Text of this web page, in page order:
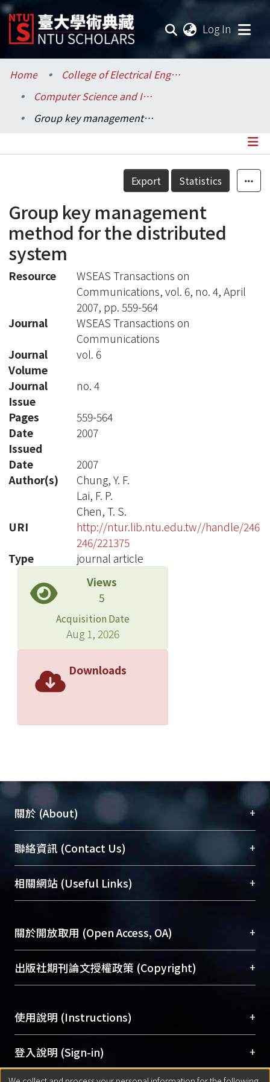
Log In
Communities & Collections
Research Outputs
Statistics
Home
College of Electrical Engineering and Computer Science / 電機資訊學院
Computer Science and Information Engineering / 資訊工程學系
Group key management method for the distributed system
Details
Export Statistics
Group key management
method for the distributed
system
Resource
WSEAS Transactions on
Communications, vol. 6, no. 4, April
2007, pp. 559-564
Journal
WSEAS Transactions on
Communications
Journal
Volume
vol. 6
Journal
Issue
no. 4
Pages
559-564
Date
Issued
2007
Date
2007
Author(s)
Chung, Y. F.
Lai, F. P.
Chen, T. S.
URI
http://ntur.lib.ntu.edu.tw//handle/246
246/221375
Type
journal article
Views
5
Acquisition Date
Aug 1, 2026
Downloads
關於 (About) +
臺大位居世界頂尖大學之列，為永久珍藏及向國際
展現本校豐碩的研究成果及學術能量，圖書館整合
機構典藏（NTUR）與學術庫（AH）不同功能平
台，成為臺大學術典藏NTU scholars。期能整合研
成果。
To permanently archive and promote researcher
profiles and scholarly works, Library integrates the
services of “NTU Repository” with “Academic
聯絡資訊 (Contact Us) +
總館學科館員(Main Library)
醫學圖書館學科館員(Medical Library)
Sciences Library)
相關網站 (Useful Links) +
關於開放取用 (Open Access, OA) +
開放取用是從使用者角度提升資訊取用性的社會運
動，應用在學術研究上是透過將研究著作公開供使
用逐年攀升。同時可加速研究發展、提升研究影響
Archive）平台。 （點選深入了解OA）
出版社期刊論文授權政策 (Copyright) +
含部分內容的版權非匯入者所有，或由第三方贊
助與合作完成，請確認該版權所有者及第三方同
意提供此授權。
Please represent that the submission is your
使用說明 (Instructions) +
網站簡介(Quickstart Guide)
使用手冊(Instruction Manual)
登入說明 (Sign-in) +